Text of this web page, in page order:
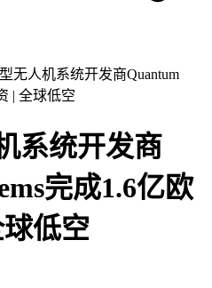
无人机系统开发商Quantum
| 全球低空
系统开发商
完成1.6亿欧
低空